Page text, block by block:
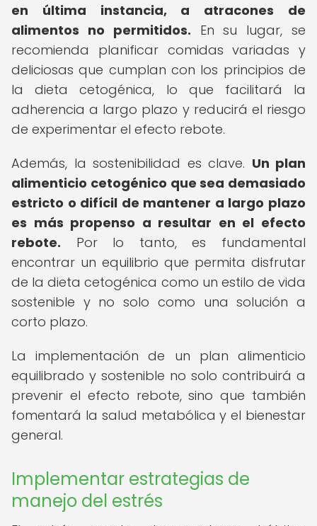
en última instancia, a atracones de
alimentos no permitidos. En su lugar, se
recomienda planificar comidas variadas y
deliciosas que cumplan con los principios de
la dieta cetogénica, lo que facilitará la
adherencia a largo plazo y reducirá el riesgo
de experimentar el efecto rebote.
Además, la sostenibilidad es clave. Un plan
alimenticio cetogénico que sea demasiado
estricto o difícil de mantener a largo plazo
es más propenso a resultar en el efecto
rebote. Por lo tanto, es fundamental
encontrar un equilibrio que permita disfrutar
de la dieta cetogénica como un estilo de vida
sostenible y no solo como una solución a
corto plazo.
La implementación de un plan alimenticio
equilibrado y sostenible no solo contribuirá a
prevenir el efecto rebote, sino que también
fomentará la salud metabólica y el bienestar
general.
Implementar estrategias de
manejo del estrés